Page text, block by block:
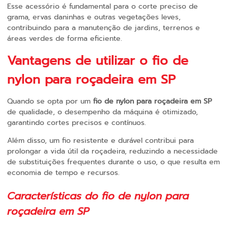
Esse acessório é fundamental para o corte preciso de
grama, ervas daninhas e outras vegetações leves,
contribuindo para a manutenção de jardins, terrenos e
áreas verdes de forma eficiente.
Vantagens de utilizar o fio de
nylon para roçadeira em SP
Quando se opta por um fio de nylon para roçadeira em SP
de qualidade, o desempenho da máquina é otimizado,
garantindo cortes precisos e contínuos.
Além disso, um fio resistente e durável contribui para
prolongar a vida útil da roçadeira, reduzindo a necessidade
de substituições frequentes durante o uso, o que resulta em
economia de tempo e recursos.
Características do fio de nylon para
roçadeira em SP